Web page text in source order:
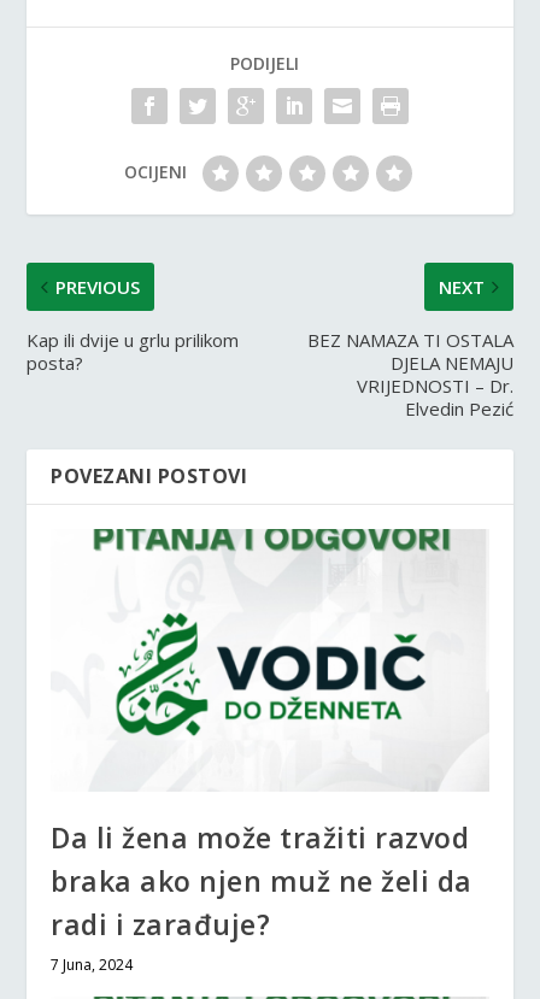
PODIJELI
OCIJENI
PREVIOUS
Kap ili dvije u grlu prilikom
posta?
NEXT
BEZ NAMAZA TI OSTALA
DJELA NEMAJU
VRIJEDNOSTI – Dr.
Elvedin Pezić
POVEZANI POSTOVI
Da li žena može tražiti razvod
braka ako njen muž ne želi da
radi i zarađuje?
7 Juna, 2024